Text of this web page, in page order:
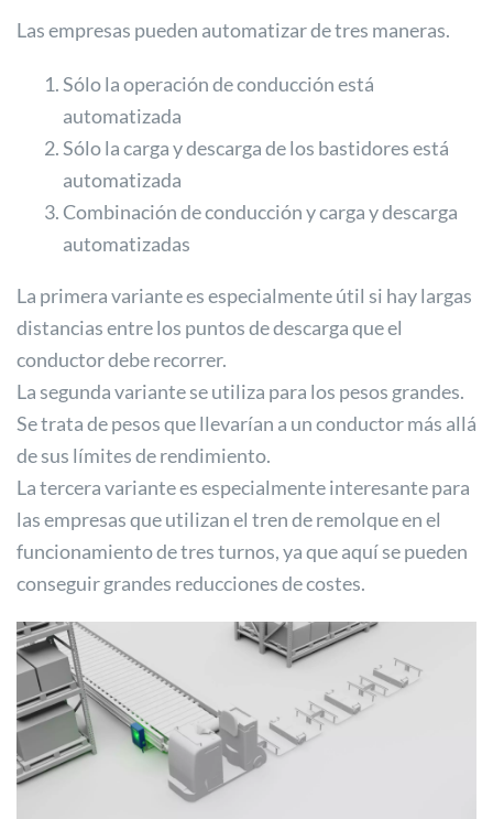
Las empresas pueden automatizar de tres maneras.
Sólo la operación de conducción está
automatizada
Sólo la carga y descarga de los bastidores está
automatizada
Combinación de conducción y carga y descarga
automatizadas
La primera variante es especialmente útil si hay largas
distancias entre los puntos de descarga que el
conductor debe recorrer.
La segunda variante se utiliza para los pesos grandes.
Se trata de pesos que llevarían a un conductor más allá
de sus límites de rendimiento.
La tercera variante es especialmente interesante para
las empresas que utilizan el tren de remolque en el
funcionamiento de tres turnos, ya que aquí se pueden
conseguir grandes reducciones de costes.